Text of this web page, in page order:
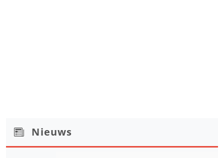
Nieuws